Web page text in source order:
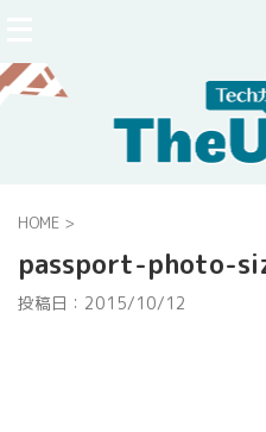
HOME >
passport-photo-
投稿日： 2015/10/12